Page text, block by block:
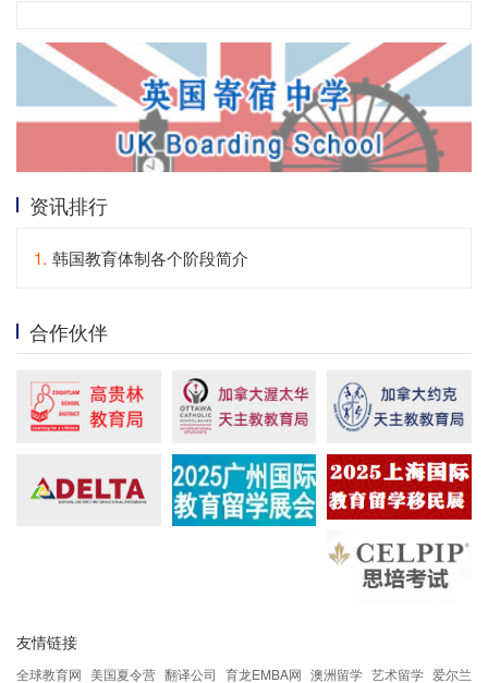
资讯排行
1. 韩国教育体制各个阶段简介
合作伙伴
友情链接
全球教育网 美国夏令营 翻译公司 育龙EMBA网 澳洲留学 艺术留学 爱尔兰